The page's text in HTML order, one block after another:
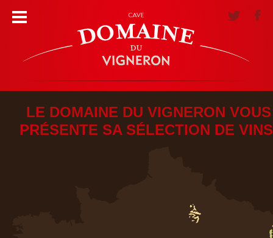
LE DOMAINE DU VIGNERON VOUS
PRÉSENTE SA SÉLECTION DE